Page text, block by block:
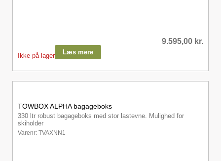
9.595,00 kr.
Ikke på lager Læs mere
TOWBOX ALPHA bagageboks
330 ltr robust bagageboks med stor lastevne. Mulighed for
skiholder
Varenr: TVAXNN1